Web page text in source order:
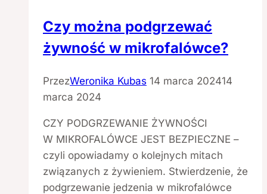
Czy można podgrzewać
żywność w mikrofalówce?
PrzezWeronika Kubas 14 marca 202414
marca 2024
CZY PODGRZEWANIE ŻYWNOŚCI
W MIKROFALÓWCE JEST BEZPIECZNE –
czyli opowiadamy o kolejnych mitach
związanych z żywieniem. Stwierdzenie, że
podgrzewanie jedzenia w mikrofalówce